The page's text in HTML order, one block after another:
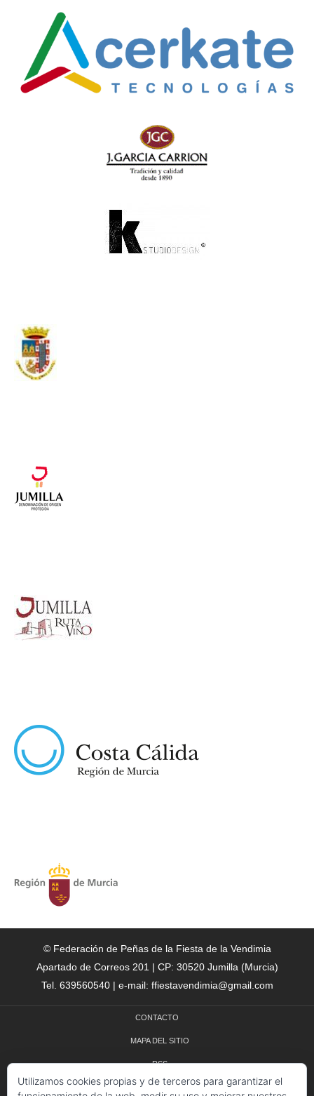
© Federación de Peñas de la Fiesta de la Vendimia
Apartado de Correos 201 | CP: 30520 Jumilla (Murcia)
Tel. 639560540 | e-mail: ffiestavendimia@gmail.com
CONTACTO
MAPA DEL SITIO
RSS
CRÉDITOS
Utilizamos cookies propias y de terceros para garantizar el